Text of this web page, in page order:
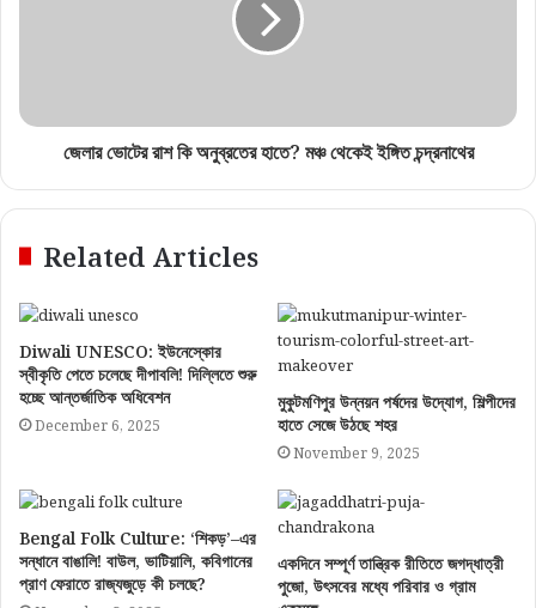
জেলার ভোটের রাশ কি অনুব্রতের হাতে? মঞ্চ থেকেই ইঙ্গিত চন্দ্রনাথের
Related Articles
Diwali UNESCO: ইউনেস্কোর
স্বীকৃতি পেতে চলেছে দীপাবলি! দিল্লিতে শুরু
হচ্ছে আন্তর্জাতিক অধিবেশন
December 6, 2025
মুকুটমণিপুর উন্নয়ন পর্ষদের উদ্যোগ, শিল্পীদের
হাতে সেজে উঠছে শহর
November 9, 2025
Bengal Folk Culture: ‘শিকড়’–এর
সন্ধানে বাঙালি! বাউল, ভাটিয়ালি, কবিগানের
প্রাণ ফেরাতে রাজ্যজুড়ে কী চলছে?
একদিনে সম্পূর্ণ তান্ত্রিক রীতিতে জগদ্ধাত্রী
পুজো, উৎসবের মধ্যে পরিবার ও গ্রাম